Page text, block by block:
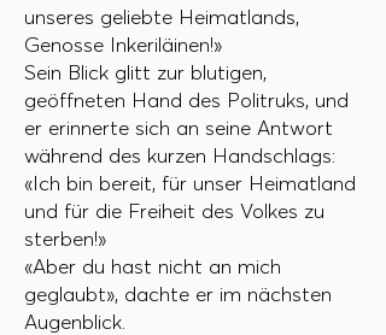
unseres geliebte Heimatlands,
Genosse Inkeriläinen!»
Sein Blick glitt zur blutigen,
geöffneten Hand des Politruks, und
er erinnerte sich an seine Antwort
während des kurzen Handschlags:
«Ich bin bereit, für unser Heimatland
und für die Freiheit des Volkes zu
sterben!»
«Aber du hast nicht an mich
geglaubt», dachte er im nächsten
Augenblick.